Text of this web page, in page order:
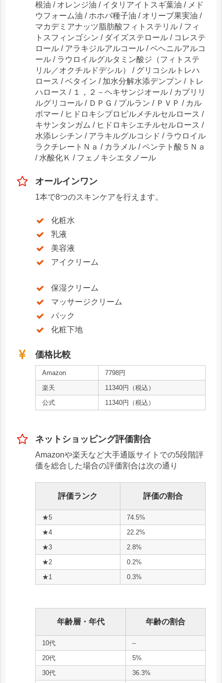
根油 / オレンジ油 / イタリアイトスギ葉油 / メド
ウフォーム油 / ホホバ種子油 / オリーブ果実油 /
マカデミアナッツ脂肪酸フィトステリル / フィ
トスフィンゴシン / ダイズステロール / コレステ
ロール / アラキジルアルコール / ベヘニルアルコ
ール / ラウロイルグルタミン酸ジ（フィトステ
リル／オクチルドデシル） / グリコシルトレハ
ロース / ベタイン / 加水分解水添デンプン / トレ
ハロース / １，２－ヘキサンジオール / カプリリ
ルグリコール / ＤＰＧ / プルラン / ＰＶＰ / カル
ボマー / ヒドロキシプロピルメチルセルロース /
キサンタンガム / ヒドロキシエチルセルロース /
水添レシチン / アラキルグルコシド / ラウロイル
ラクチレートＮａ / カラメル / ペンテト酸５Ｎａ
/ 水酸化Ｋ / フェノキシエタノール
オールインワン
1本で8つのスキンケアを行えます。
化粧水
乳液
美容液
アイクリーム
保湿クリーム
マッサージクリーム
パック
化粧下地
価格比較
Amazon
7798円
楽天
11340円（税込）
公式
11340円（税込）
ネットショッピング評価割合
Amazonや楽天など大手通販サイトでの5段階評
価を総合した場合の評価割合は次の通り
評価ランク 評価の割合
★5
74.5%
★4
22.2%
★3
2.8%
★2
0.2%
★1
0.3%
年齢層・年代 年齢の割合
10代
–
20代
5%
30代
36.3%